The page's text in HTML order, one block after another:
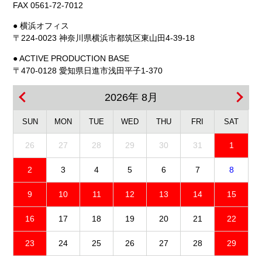
FAX 0561-72-7012
● 横浜オフィス
〒224-0023 神奈川県横浜市都筑区東山田4-39-18
● ACTIVE PRODUCTION BASE
〒470-0128 愛知県日進市浅田平子1-370
2026年 8月
SUN MON TUE WED THU FRI SAT
26 27 28 29 30 31 1
2 3 4 5 6 7 8
9 10 11 12 13 14 15
16 17 18 19 20 21 22
23 24 25 26 27 28 29